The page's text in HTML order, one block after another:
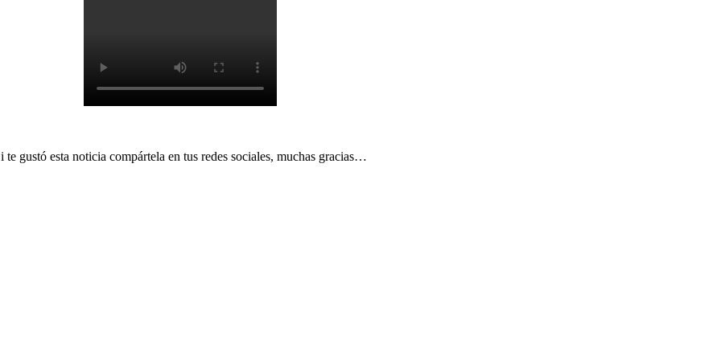
te gustó esta noticia compártela en tus redes sociales, muchas gracias…